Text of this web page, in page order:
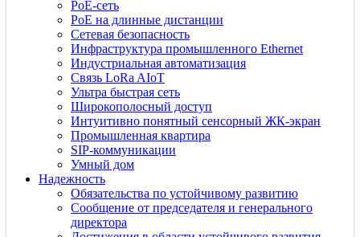
PoE-сеть
PoE на длинные дистанции
Сетевая безопасность
Инфраструктура промышленного Ethernet
Индустриальная автоматизация
Связь LoRa AIoT
Ультра быстрая сеть
Широкополосный доступ
Интуитивно понятный сенсорный ЖК-экран
Промышленная квартира
SIP-коммуникации
Умный дом
Надежность
Обязательства по устойчивому развитию
Сообщение от председателя и генерального
директора